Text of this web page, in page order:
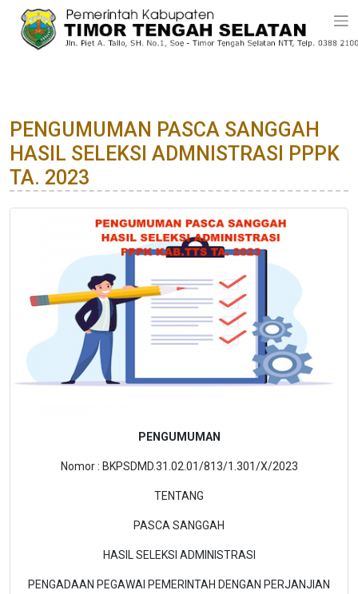
PENGUMUMAN PASCA SANGGAH
HASIL SELEKSI ADMNISTRASI PPPK
TA. 2023
PENGUMUMAN
Nomor : BKPSDMD.31.02.01/813/1.301/X/2023
TENTANG
PASCA SANGGAH
HASIL SELEKSI ADMINISTRASI
PENGADAAN PEGAWAI PEMERINTAH DENGAN PERJANJIAN